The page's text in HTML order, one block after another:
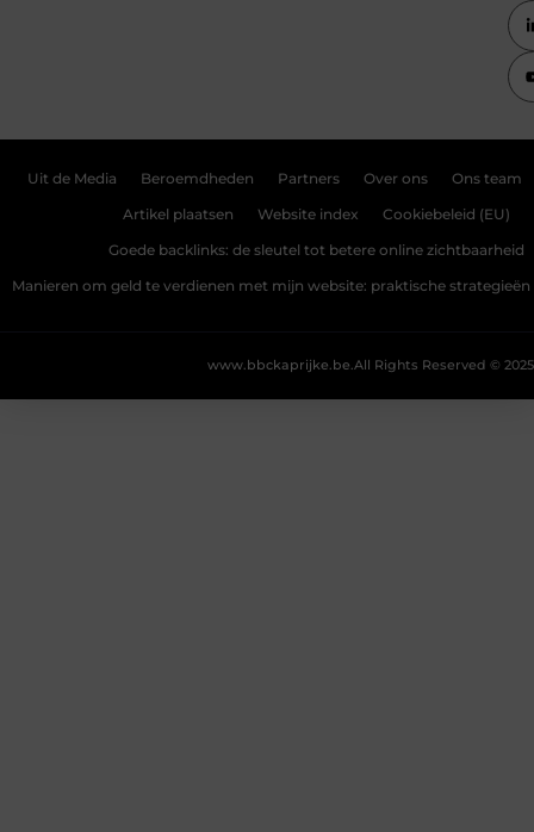
Uit de Media Beroemdheden Partners Over ons Ons team
Artikel plaatsen Website index Cookiebeleid (EU)
Goede backlinks: de sleutel tot betere online zichtbaarheid
Manieren om geld te verdienen met mijn website: praktische strategieën
All Rights Reserved © 2025
www.bbckaprijke.be.